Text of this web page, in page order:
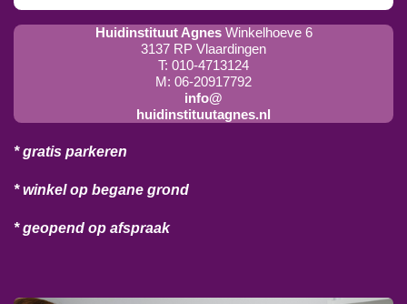
Huidinstituut Agnes Winkelhoeve 6
3137 RP Vlaardingen
T: 010-4713124
M: 06-20917792
info@
huidinstituutagnes.nl
* gratis parkeren
* winkel op begane grond
* geopend op afspraak